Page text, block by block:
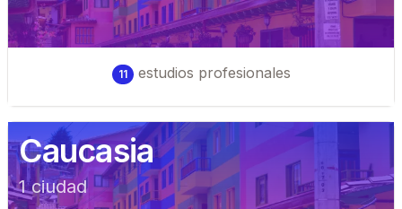
11 estudios profesionales
Caucasia
1ciudad